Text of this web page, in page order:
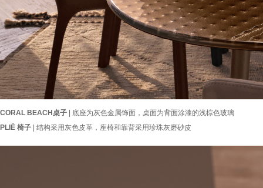
CORAL BEACH桌子
| 底座为灰色金属饰面，桌面为背面涂漆的浅棕色玻璃
PLIÉ 椅子
| 结构采用灰色皮革，座椅和靠背采用珍珠灰磨砂皮